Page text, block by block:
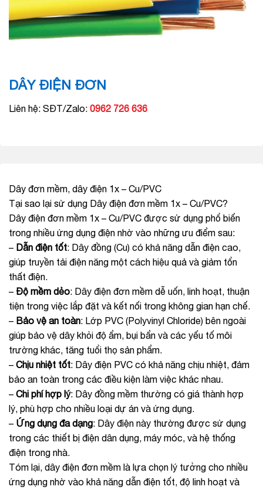
DÂY ĐIỆN ĐƠN
Liên hệ: SĐT/Zalo: 0962 726 636
Dây đơn mềm, dây điện 1x – Cu/PVC
Tại sao lại sử dụng Dây điện đơn mềm 1x – Cu/PVC?
Dây điện đơn mềm 1x – Cu/PVC được sử dụng phổ biến
trong nhiều ứng dụng điện nhờ vào những ưu điểm sau:
– Dẫn điện tốt: Dây đồng (Cu) có khả năng dẫn điện cao,
giúp truyền tải điện năng một cách hiệu quả và giảm tổn
thất điện.
– Độ mềm dẻo: Dây điện đơn mềm dễ uốn, linh hoạt, thuận
tiện trong việc lắp đặt và kết nối trong không gian hạn chế.
– Bảo vệ an toàn: Lớp PVC (Polyvinyl Chloride) bên ngoài
giúp bảo vệ dây khỏi độ ẩm, bụi bẩn và các yếu tố môi
trường khác, tăng tuổi thọ sản phẩm.
– Chịu nhiệt tốt: Dây điện PVC có khả năng chịu nhiệt, đảm
bảo an toàn trong các điều kiện làm việc khác nhau.
– Chi phí hợp lý: Dây đồng mềm thường có giá thành hợp
lý, phù hợp cho nhiều loại dự án và ứng dụng.
– Ứng dụng đa dạng: Dây điện này thường được sử dụng
trong các thiết bị điện dân dụng, máy móc, và hệ thống
điện trong nhà.
Tóm lại, dây điện đơn mềm là lựa chọn lý tưởng cho nhiều
ứng dụng nhờ vào khả năng dẫn điện tốt, độ linh hoạt và